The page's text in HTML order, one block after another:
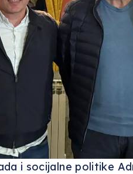
i socijalne politike